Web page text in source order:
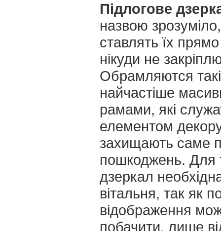
Підлогове
назвою
ставлять їх
нікуди не
Обрамляются
найчастіше
рамами, які
елементом
захищають саме
пошкоджень. Для
дзеркал
вітальня, так як
відображення
побачити, лише